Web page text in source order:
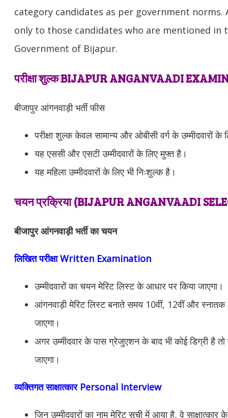
category candidates as per government norms.
only to those candidates who are mentioned in
Government of Bijapur.
परीक्षा शुल्क BIJAPUR ANGANVAADI
बीजापुर आंगनवाड़ी भर्ती फीस
परीक्षा शुल्क केवल सामान्य और ओबीसी वर्ग के उम्मीदवारों के
यह एससी और एसटी उम्मीदवारों के लिए मुफ्त है।
यह महिला उम्मीदवारों के लिए भी निःशुल्क है।
चयन प्रक्रिया (BIJAPUR ANGANVAADI
बीजापुर आंगनवाड़ी भर्ती का चयन
लिखित परीक्षा Written Examination
उम्मीदवारों का चयन मेरिट लिस्ट के आधार पर किया जाएगा।
आंगनवाड़ी मेरिट लिस्ट बनाते समय 10वीं, 12वीं और
जाएगा।
अगर उम्मीदवार के पास ग्रेजुएशन के बाद भी कोई डिग्री है
जाएगा।
व्यक्तिगत साक्षात्कार Personal Interview
जिन उम्मीदवारों का नाम मेरिट सूची में आया है, वे